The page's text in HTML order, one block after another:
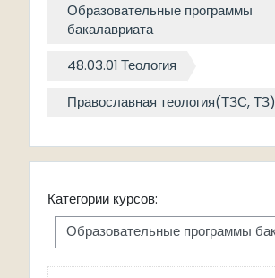
Образовательные программы
бакалавриата
48.03.01 Теология
Православная теология(ТЗС, ТЗ)
Категории курсов: